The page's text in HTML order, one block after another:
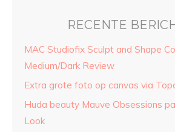
RECENTE
MAC Studiofix Sculpt and Shape
Medium/Dark Review
Extra grote foto op canvas via
Huda beauty Mauve Obsessions
Look